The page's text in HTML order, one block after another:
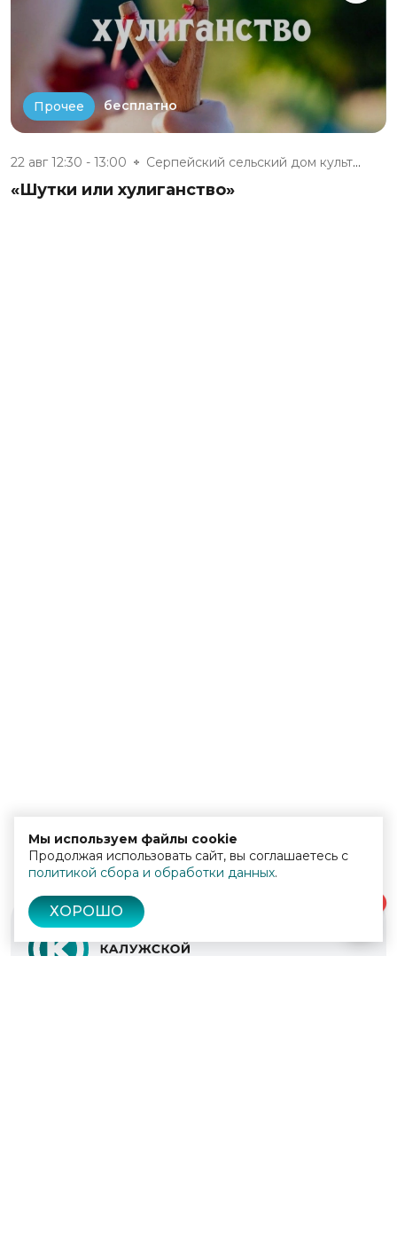
Прочее бесплатно
22 авг 12:30 - 13:00 Серпейский сельский дом культу...
«Шутки или хулиганство»
Мы используем файлы cookie
Продолжая использовать сайт, вы соглашаетесь с
политикой сбора и обработки данных.
ХОРОШО